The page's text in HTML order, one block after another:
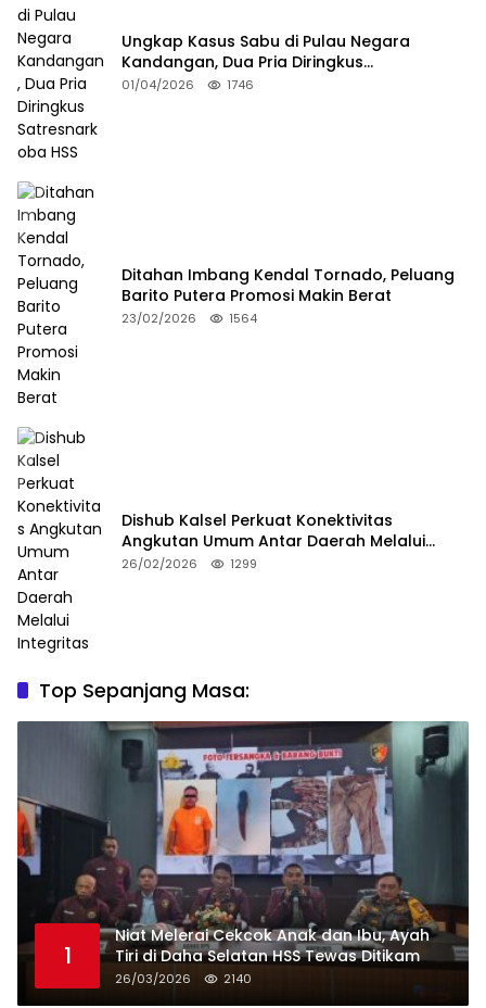
Ungkap Kasus Sabu di Pulau Negara
Kandangan, Dua Pria Diringkus
Satresnarkoba HSS
01/04/2026 1746
Ditahan Imbang Kendal Tornado, Peluang
Barito Putera Promosi Makin Berat
23/02/2026 1564
Dishub Kalsel Perkuat Konektivitas
Angkutan Umum Antar Daerah Melalui
Integritas
26/02/2026 1299
Top Sepanjang Masa:
1
Niat Melerai Cekcok Anak dan Ibu, Ayah
Tiri di Daha Selatan HSS Tewas Ditikam
26/03/2026 2140